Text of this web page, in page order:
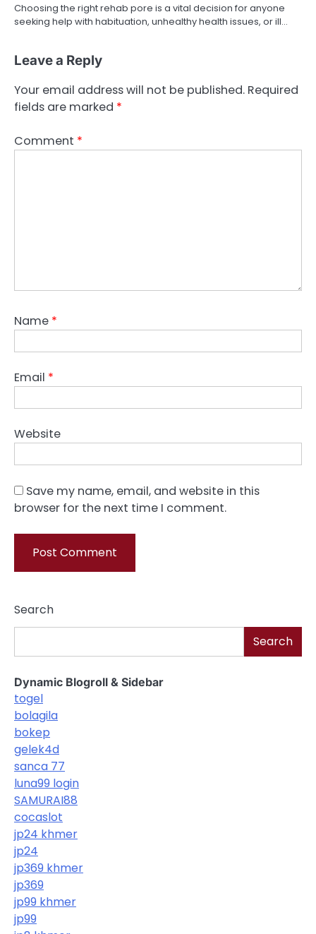
Choosing the right rehab pore is a vital decision for anyone
seeking help with habituation, unhealthy health issues, or ill…
Leave a Reply
Your email address will not be published. Required
fields are marked *
Comment *
Name *
Email *
Website
Save my name, email, and website in this
browser for the next time I comment.
Search
Search
Dynamic Blogroll & Sidebar
togel
bolagila
bokep
gelek4d
sanca 77
luna99 login
SAMURAI88
cocaslot
jp24 khmer
jp24
jp369 khmer
jp369
jp99 khmer
jp99